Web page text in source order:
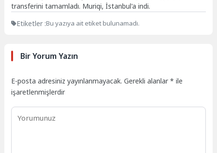
transferini tamamladı. Muriqi, İstanbul'a indi.
Etiketler :Bu yazıya ait etiket bulunamadı.
Bir Yorum Yazın
E-posta adresiniz yayınlanmayacak. Gerekli alanlar* ile
işaretlenmişlerdir